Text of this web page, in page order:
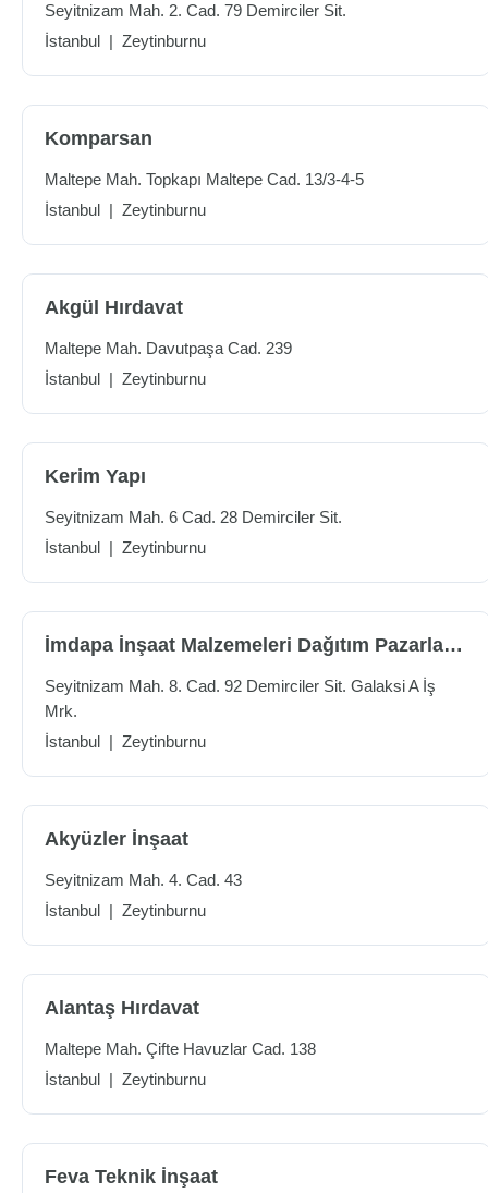
Seyitnizam Mah. 2. Cad. 79 Demirciler Sit.
İstanbul | Zeytinburnu
Komparsan
Maltepe Mah. Topkapı Maltepe Cad. 13/3-4-5
İstanbul | Zeytinburnu
Akgül Hırdavat
Maltepe Mah. Davutpaşa Cad. 239
İstanbul | Zeytinburnu
Kerim Yapı
Seyitnizam Mah. 6 Cad. 28 Demirciler Sit.
İstanbul | Zeytinburnu
İmdapa İnşaat Malzemeleri Dağıtım Pazarlama
Seyitnizam Mah. 8. Cad. 92 Demirciler Sit. Galaksi A İş
Mrk.
İstanbul | Zeytinburnu
Akyüzler İnşaat
Seyitnizam Mah. 4. Cad. 43
İstanbul | Zeytinburnu
Alantaş Hırdavat
Maltepe Mah. Çifte Havuzlar Cad. 138
İstanbul | Zeytinburnu
Feva Teknik İnşaat